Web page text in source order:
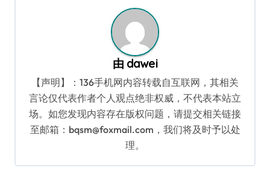
由 dawei
【声明】：136手机网内容转载自互联网，其相关
言论仅代表作者个人观点绝非权威，不代表本站立
场。如您发现内容存在版权问题，请提交相关链接
至邮箱：bqsm@foxmail.com，我们将及时予以处
理。